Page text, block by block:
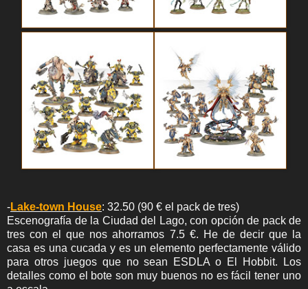
-Lake-town House: 32.50 (90 € el pack de tres)
Escenografía de la Ciudad del Lago, con opción de pack de
tres con el que nos ahorramos 7.5 €. He de decir que la
casa es una cucada y es un elemento perfectamente válido
para otros juegos que no sean ESDLA o El Hobbit. Los
detalles como el bote son muy buenos no es fácil tener uno